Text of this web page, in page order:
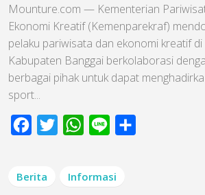
Mounture.com — Kementerian
Ekonomi Kreatif (Kemenparekraf)
pelaku pariwisata dan ekonomi kreatif di
Kabupaten Banggai berkolaborasi
berbagai pihak untuk dapat
sport...
Facebook
Twitter WhatsApp
Line
Berita Informasi